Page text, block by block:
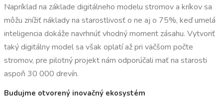
Napríklad na základe digitálneho modelu stromov a kríkov sa
môžu znížiť náklady na starostlivosť o ne aj o 75%, keď umelá
inteligencia dokáže navrhnúť vhodný moment zásahu. Vytvoriť
taký digitálny model sa však oplatí až pri väčšom počte
stromov, pre pilotný projekt nám odporúčali mať na starosti
aspoň 30 000 drevín.
Budujme otvorený inovačný ekosystém